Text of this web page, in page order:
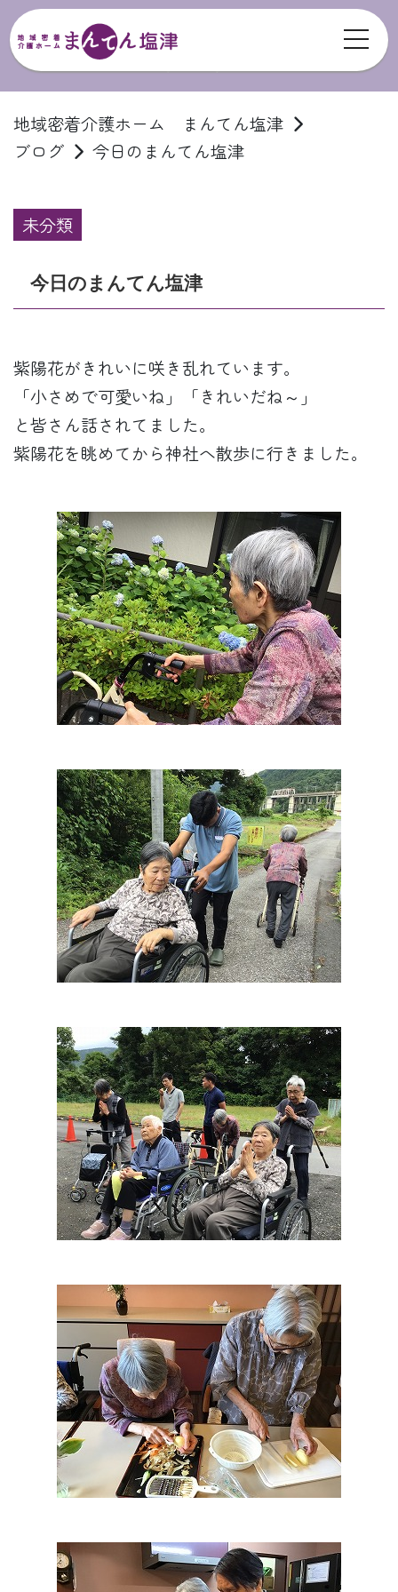
地域密着介護ホーム まんてん塩津
ブログ
今日のまんてん塩津
未分類
今日のまんてん塩津
紫陽花がきれいに咲き乱れています。
「小さめで可愛いね」「きれいだね～」
と皆さん話されてました。
紫陽花を眺めてから神社へ散歩に行きました。